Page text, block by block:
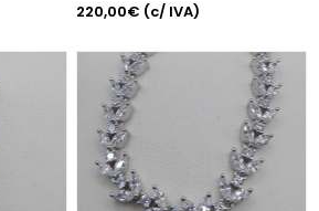
220,00€ (c/ IVA)